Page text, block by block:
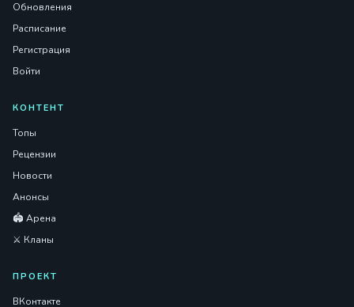
Обновления
Расписание
Регистрация
Войти
КОНТЕНТ
Топы
Рецензии
Новости
Анонсы
🏟️ Арена
⚔️ Кланы
ПРОЕКТ
ВКонтакте